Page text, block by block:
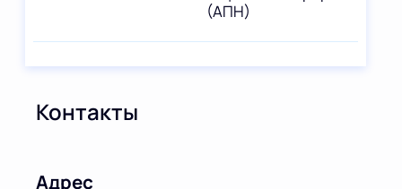
(АПН)
Контакты
Адрес